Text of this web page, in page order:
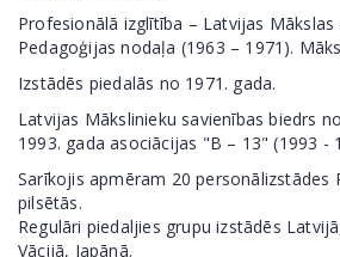
Profesionālā izglītība – Latvijas Mākslas
Pedagoģijas nodaļa (1963 – 1971).
Izstādēs piedalās no 1971. gada.
Latvijas Mākslinieku savienības biedrs
1993. gada asociācijas "B – 13" (1993 -
Sarīkojis apmēram 20 personālizstādes
pilsētās.
Regulāri piedaljies grupu izstādēs
Vācijā, Japānā.